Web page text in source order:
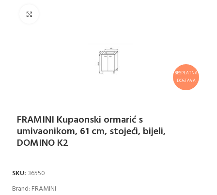
BESPLATNA
DOSTAVA
FRAMINI Kupaonski ormarić s
umivaonikom, 61 cm, stojeći, bijeli,
DOMINO K2
SKU: 36550
Brand: FRAMINI